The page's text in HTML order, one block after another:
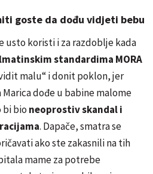
goste da dođu vidjeti bebu
usto koristi i za razdoblje kada
standardima MORA
malu“ i donit poklon, jer
dođe u babine malome
bi bio neoprostiv skandal i
. Dapače, smatra se
ako ste zakasnili na tih
mame za potrebe